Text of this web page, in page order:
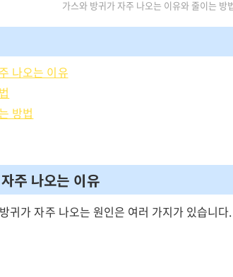
가스와 방귀가 자주 나오는 이유와 줄이는 방
나오는 이유
방법
주 나오는 이유
귀가 자주 나오는 원인은 여러 가지가 있습니